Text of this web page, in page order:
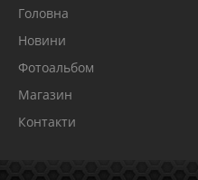
Головна
Новини
Фотоальбом
Магазин
Контакти